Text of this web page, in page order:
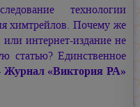
технологии
химтрейлов. Почему же
интернет-издание не
статью? Единственное
Журнал «Виктория РА»